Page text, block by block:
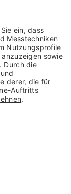
beauty alliance